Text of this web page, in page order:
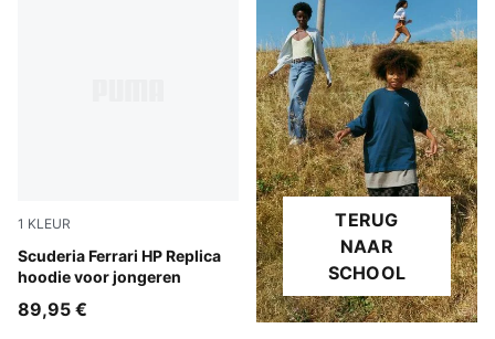
1 KLEUR
Scuderia Ferrari HP Replica
hoodie voor jongeren
PUMA Red
89,95 €
TERUG
NAAR
SCHOOL